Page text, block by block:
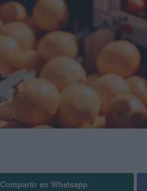
Compartir en Whatsapp